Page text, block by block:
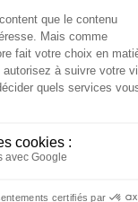
très
Grecs et les
contre les
la paralysie, les
nerveuses.